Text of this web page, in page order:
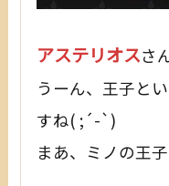
アステリオスさ
うーん、王子と
すね( ;´-`)
まあ、ミノの王